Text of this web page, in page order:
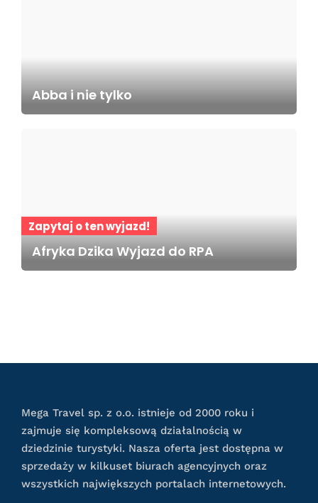
Abba i nie tylko
Zapytaj o ten wyjazd!
Afryka Dzika Wyjazd do RPA
Mega Travel sp. z o.o. istnieje od 2000 roku i
zajmuje się kompleksową działalnością w
dziedzinie turystyki. Nasza oferta jest dostępna w
sprzedaży w kilkuset biurach agencyjnych oraz
wszystkich największych portalach internetowych.